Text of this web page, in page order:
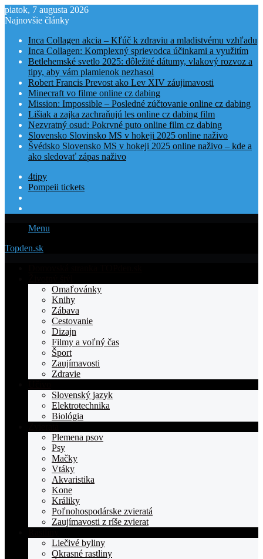
piatok, 7 augusta 2026
Najnovšie články
Inca Collagen akcia – Kľúč k zdraviu a mladistvému vzhľadu
Inca Collagen: Komplexný sprievodca účinkami a využitím
Betlehemské svetlo 2025: dôležité dátumy, vlakový rozvoz a
tipy, aby vám plamienok nezhasol
Robert Francis Prevost ako Lev XIV záujimavosti
Minecraft vo filme online cz dabing
Mission: Impossible – Posledné zúčtovanie online cz dabing
Lišiak a zajka zachraňujú les online cz dabing film
Nezvratný osud: Pokrvné puto online film cz dabing
Slovensko Slovinsko MS v hokeji 2025 online naživo
Švédsko Slovensko MS v hokeji 2025 online naživo – kde a
ako sledovať zápas naživo
4tipy
Pompeii tickets
Menu
Topden.sk
Omaľovánky
Knihy
Zábava
Cestovanie
Dizajn
Filmy a voľný čas
Šport
Zaujímavosti
Zdravie
Slovenský jazyk
Elektrotechnika
Biológia
Plemena psov
Psy
Mačky
Vtáky
Akvaristika
Kone
Králiky
Poľnohospodárske zvieratá
Zaujímavosti z ríše zvierat
Liečivé byliny
Okrasné rastliny